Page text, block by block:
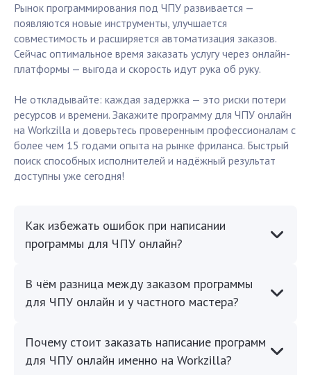
Рынок программирования под ЧПУ развивается —
появляются новые инструменты, улучшается
совместимость и расширяется автоматизация заказов.
Сейчас оптимальное время заказать услугу через онлайн-
платформы — выгода и скорость идут рука об руку.
Не откладывайте: каждая задержка — это риски потери
ресурсов и времени. Закажите программу для ЧПУ онлайн
на Workzilla и доверьтесь проверенным профессионалам с
более чем 15 годами опыта на рынке фриланса. Быстрый
поиск способных исполнителей и надёжный результат
доступны уже сегодня!
Как избежать ошибок при написании
программы для ЧПУ онлайн?
В чём разница между заказом программы
для ЧПУ онлайн и у частного мастера?
Почему стоит заказать написание программ
для ЧПУ онлайн именно на Workzilla?